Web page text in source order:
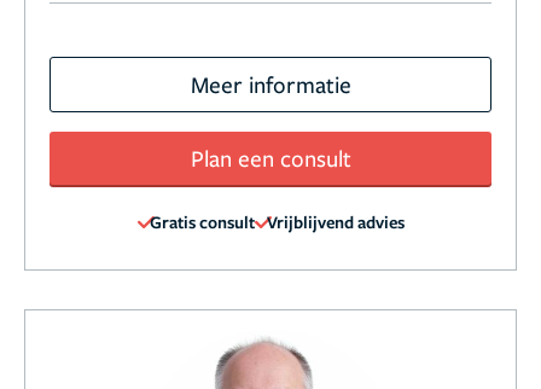
Meer informatie
Plan een consult
Gratis consult Vrijblijvend advies